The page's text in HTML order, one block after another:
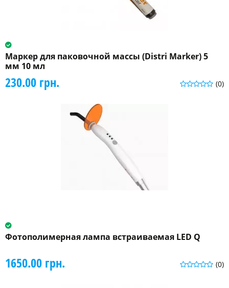
Маркер для паковочной массы (Distri Marker) 5
мм 10 мл
(0)
230.00 грн.
Фотополимерная лампа встраиваемая LED Q
(0)
1650.00 грн.